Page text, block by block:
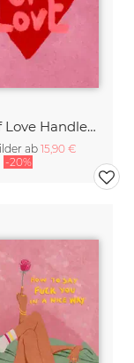
Full of Love Handlettering
ab15,90 €
-20%